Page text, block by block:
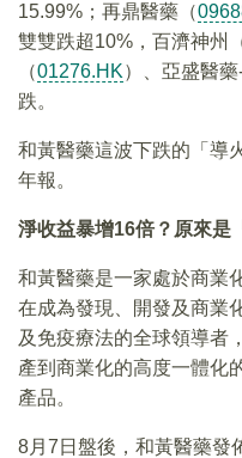
15.99%；再鼎醫藥（
雙雙跌超10%，百濟神州
（01276.HK）、亞盛醫藥
跌。
和黃醫藥這波下跌的「導
年報。
淨收益暴增16倍？原來是
和黃醫藥是一家處於商業
在成為發現、開發及商業
及免疫療法的全球領導者
產到商業化的高度一體化
產品。
8月7日盤後，和黃醫藥發